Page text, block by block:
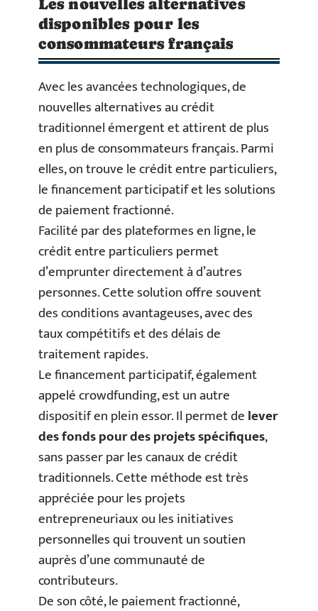
Les nouvelles alternatives
disponibles pour les
consommateurs français
Avec les avancées technologiques, de
nouvelles alternatives au crédit
traditionnel émergent et attirent de plus
en plus de consommateurs français. Parmi
elles, on trouve le crédit entre particuliers,
le financement participatif et les solutions
de paiement fractionné.
Facilité par des plateformes en ligne, le
crédit entre particuliers permet
d’emprunter directement à d’autres
personnes. Cette solution offre souvent
des conditions avantageuses, avec des
taux compétitifs et des délais de
traitement rapides.
Le financement participatif, également
appelé crowdfunding, est un autre
dispositif en plein essor. Il permet delever
des fonds pour des projets spécifiques,
sans passer par les canaux de crédit
traditionnels. Cette méthode est très
appréciée pour les projets
entrepreneuriaux ou les initiatives
personnelles qui trouvent un soutien
auprès d’une communauté de
contributeurs.
De son côté, le paiement fractionné,